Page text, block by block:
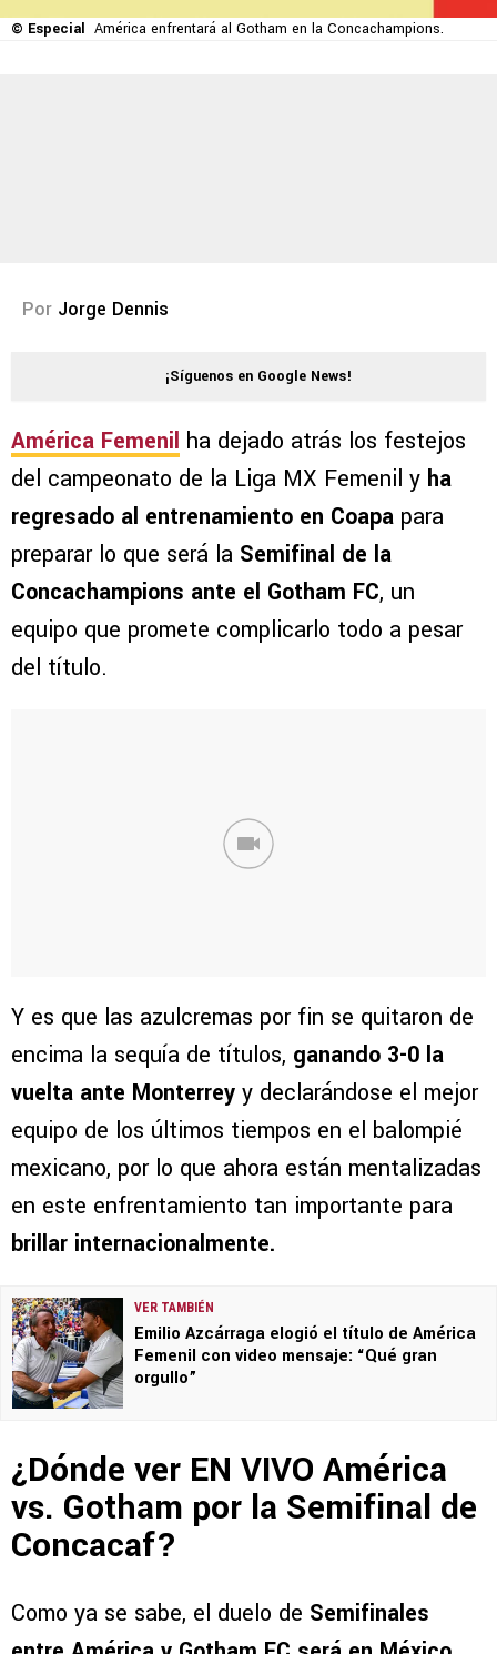
© Especial América enfrentará al Gotham en la Concachampions.
Por Jorge Dennis
¡Síguenos en Google News!
América Femenil ha dejado atrás los festejos
del campeonato de la Liga MX Femenil y ha
regresado al entrenamiento en Coapa para
preparar lo que será la Semifinal de la
Concachampions ante el Gotham FC, un
equipo que promete complicarlo todo a pesar
del título.
Y es que las azulcremas por fin se quitaron de
encima la sequía de títulos, ganando 3-0 la
vuelta ante Monterrey y declarándose el mejor
equipo de los últimos tiempos en el balompié
mexicano, por lo que ahora están mentalizadas
en este enfrentamiento tan importante para
brillar internacionalmente.
VER TAMBIÉN
Emilio Azcárraga elogió el título de América
Femenil con video mensaje: “Qué gran
orgullo”
¿Dónde ver EN VIVO América
vs. Gotham por la Semifinal de
Concacaf?
Como ya se sabe, el duelo de Semifinales